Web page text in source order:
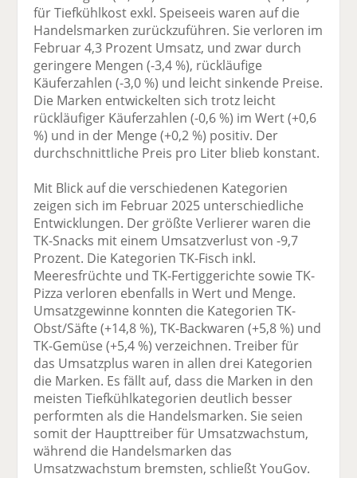
für Tiefkühlkost exkl. Speiseeis waren auf die
Handelsmarken zurückzuführen. Sie verloren im
Februar 4,3 Prozent Umsatz, und zwar durch
geringere Mengen (-3,4 %), rückläufige
Käuferzahlen (-3,0 %) und leicht sinkende Preise.
Die Marken entwickelten sich trotz leicht
rückläufiger Käuferzahlen (-0,6 %) im Wert (+0,6
%) und in der Menge (+0,2 %) positiv. Der
durchschnittliche Preis pro Liter blieb konstant.
Mit Blick auf die verschiedenen Kategorien
zeigen sich im Februar 2025 unterschiedliche
Entwicklungen. Der größte Verlierer waren die
TK-Snacks mit einem Umsatzverlust von -9,7
Prozent. Die Kategorien TK-Fisch inkl.
Meeresfrüchte und TK-Fertiggerichte sowie TK-
Pizza verloren ebenfalls in Wert und Menge.
Umsatzgewinne konnten die Kategorien TK-
Obst/Säfte (+14,8 %), TK-Backwaren (+5,8 %) und
TK-Gemüse (+5,4 %) verzeichnen. Treiber für
das Umsatzplus waren in allen drei Kategorien
die Marken. Es fällt auf, dass die Marken in den
meisten Tiefkühlkategorien deutlich besser
performten als die Handelsmarken. Sie seien
somit der Haupttreiber für Umsatzwachstum,
während die Handelsmarken das
Umsatzwachstum bremsten, schließt YouGov.